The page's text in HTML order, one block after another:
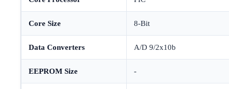
Core Size 8-Bit
Data Converters A/D 9/2x10b
EEPROM Size -